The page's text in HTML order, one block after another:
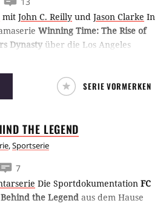
mit John C. Reilly und Jason Clarke In
Winning Time: The Rise of
Dynasty über die Los Angeles
den legendären Besitzer der Los
Buss machte aus den Lakers
Team der Achtziger Jahre.
SERIE VORMERKEN
THE LEGEND
,Sportserie
7
Die Sportdokumentation FC
the Legend aus dem Hause